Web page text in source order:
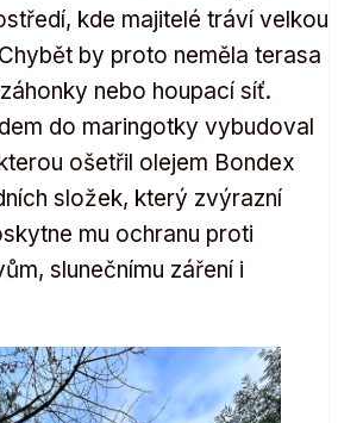
kde majitelé tráví velkou
by proto neměla terasa
nebo houpací síť.
do maringotky vybudoval
ošetřil olejem Bondex
složek, který zvýrazní
mu ochranu proti
slunečnímu záření i